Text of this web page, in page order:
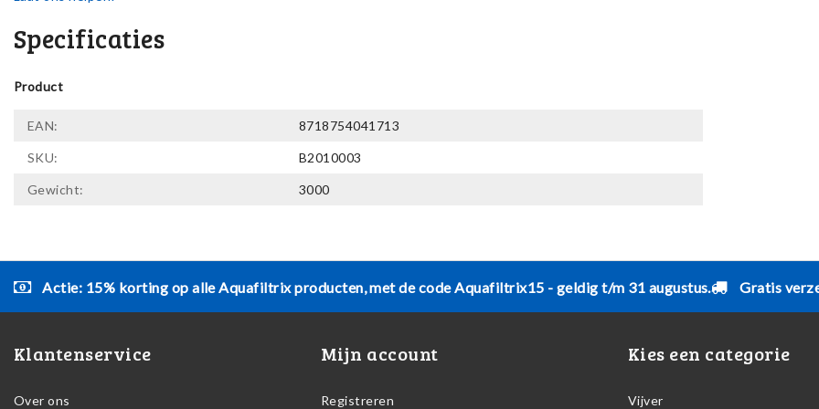
Specificaties
Product
EAN: 8718754041713
SKU: B2010003
Gewicht: 3000
Actie: 15% korting op alle Aquafiltrix producten, met de code Aquafiltrix15 - geldig t/m 31 augustus. Gratis
Klantenservice
Over ons
Mijn account
Registreren
Kies een categorie
Vijver